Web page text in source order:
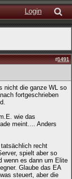
Login
#1491
nicht die ganze WL so
fortgeschrieben
wie das
meint.... Anders
recht
spielt aber so
wenn es dann um Elite
Glaube das EA
steuert, aber die